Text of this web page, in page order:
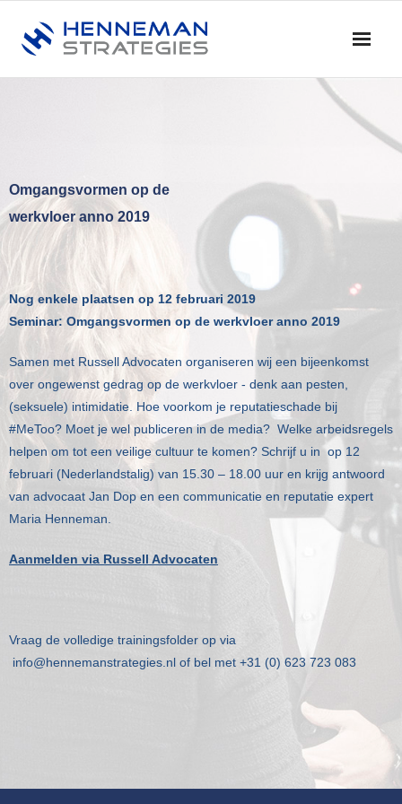
- Advies
- Training en Coaching
- Onderzoek
- Dialoog en Discussie
Profiel
Klanten
Contact
Omgangsvormen op de
werkvloer anno 2019
Nog enkele plaatsen op 12 februari 2019
Seminar: Omgangsvormen op de werkvloer anno 2019
Samen met Russell Advocaten organiseren wij een bijeenkomst
over ongewenst gedrag op de werkvloer - denk aan pesten,
(seksuele) intimidatie. Hoe voorkom je reputatieschade bij
#MeToo? Moet je wel publiceren in de media? Welke arbeidsregels
helpen om tot een veilige cultuur te komen? Schrijf u in op 12
februari (Nederlandstalig) van 15.30 – 18.00 uur en krijg antwoord
van advocaat Jan Dop en een communicatie en reputatie expert
Maria Henneman.
Aanmelden via Russell Advocaten
Vraag de volledige trainingsfolder op via
info@hennemanstrategies.nl of bel met +31 (0) 623 723 083